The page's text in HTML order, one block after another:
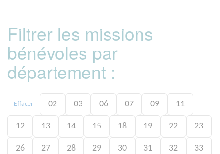
Filtrer les missions
bénévoles par
département :
Effacer 02 03 06 07 09 11
12 13 14 15 18 19 22 23
26 27 28 29 30 31 32 33